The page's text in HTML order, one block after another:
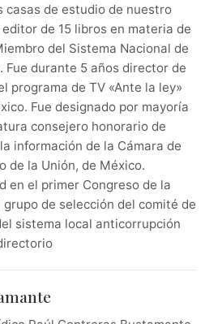
casas de estudio de nuestro
de 15 libros en materia de
del Sistema Nacional de
Fue durante 5 años director de
programa de TV «Ante la ley»
Fue designado por mayoría
consejero honorario de
información de la Cámara de
de la Unión, de México.
en el primer Congreso de la
grupo de selección del comité de
sistema local anticorrupción